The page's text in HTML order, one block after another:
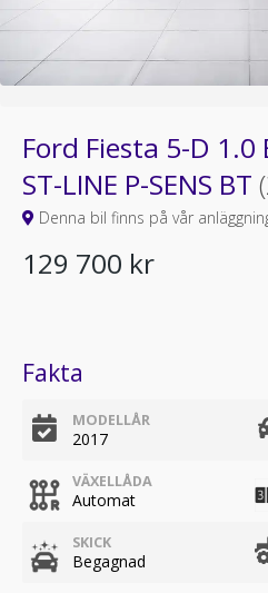
Ford Fiesta 5-D 1.0
ST-LINE P-SENS BT
Denna bil finns på vår
129 700 kr
Fakta
MODELLÅR
2017
VÄXELLÅDA
Automat
SKICK
Begagnad